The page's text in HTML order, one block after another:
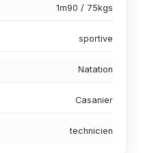
1m90 / 75kgs
sportive
Natation
Casanier
technicien